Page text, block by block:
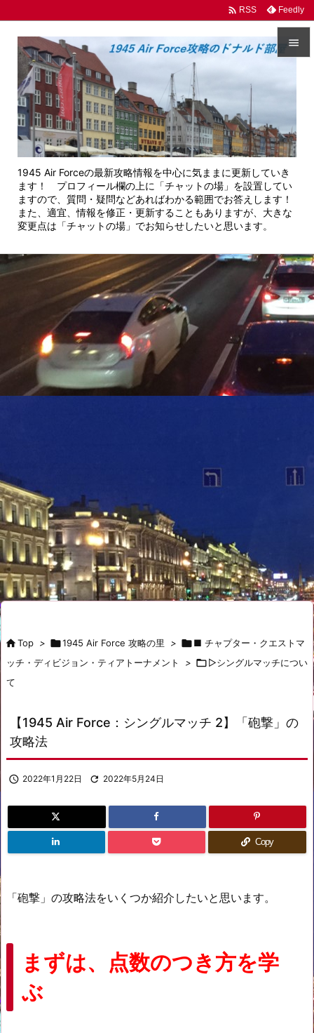


前へ

次へ

 RSS Feedly
1945 Air Forceの最新攻略情報を中心に気ままに更新していき
ます！ プロフィール欄の上に「チャットの場」を設置してい
ますので、質問・疑問などあればわかる範囲でお答えします！
また、適宜、情報を修正・更新することもありますが、大きな
変更点は「チャットの場」でお知らせしたいと思います。
Top > 1945 Air Force 攻略の里 > ■ チャプター・クエストマ
ッチ・ディビジョン・ティアトーナメント
> ▷シングルマッチについ
て
【1945 Air Force：シングルマッチ 2】「砲撃」の
攻略法
 2022年1月22日  2022年5月24日
Copy
「砲撃」の攻略法をいくつか紹介したいと思います。
まずは、点数のつき方を学
ぶ